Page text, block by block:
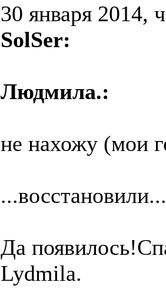
30 января 2014,
SolSer:
Людмила.:
не нахожу (мои
...восстановили...
Да
Lydmila.